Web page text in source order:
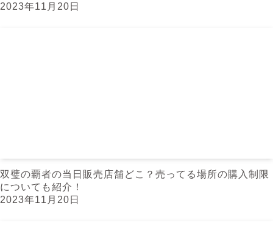
2023年11月20日
双璧の覇者の当日販売店舗どこ？売ってる場所の購入制限
についても紹介！
2023年11月20日